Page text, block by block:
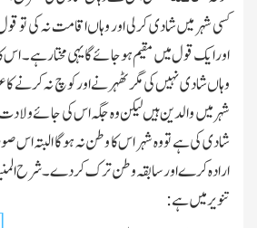
کسی شہر میں شادی کرلی اور وہاں اقامت نہ کی تو
اور ایك قول میں مقیم ہو جائے گا یہی مختار ہے۔ اس
وہاں شادی نہیں کی مگر ٹھہرنے اور کوچ نہ کرنے
شہر میں والدین ہیں لیکن وہ جگہ اس کی جائے
شادی کی ہے تو وہ شہر اس کا وطن نہ ہوگا البتہ
ارادہ کرے اورسابقہ وطن ترك کردے ۔ شرح
تنویر میں ہے :